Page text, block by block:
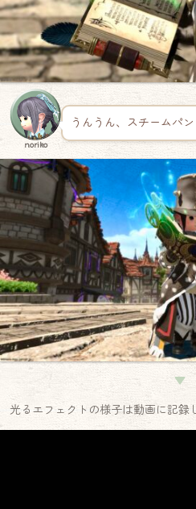
noriko
うんうん、スチームパ
▼
光るエフェクトの様子は動画に記録